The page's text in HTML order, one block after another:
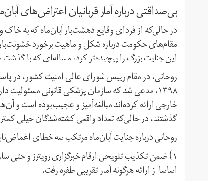
بی‌صداقتی درباره آمار قربانیان اعتراض‌های
در حالی‌که از فردای وقایع دهشت‌بار آبان‌ماه که
مقام‌های حکومت درباره شکل و ماهیت برخورد خشونت‌بار
این جنایت بزرگ را پیچیده‌تر کرد، مساله‌ای که با
روحانی، در مقام رییس شورای عالی امنیت کشور، در
۱۳۹۸، مدعی شد که سازمان پزشکی قانونی مسئولیت
خارجی ارائه کرده‌اند مبالغه‌آمیز و عجیب بوده است و
گذشتند، در حالی‌که تعداد واقعی کشته‌شدگان خیلی
روحانی درباره جنایت آبان‌ماه مرتکب سه خطای
۱) ضمن تکذیب تلویحی ارقام خبرگزاری رویترز و حتی
اساسا از ارائه هرگونه آمار تقریبی طفره رفت.